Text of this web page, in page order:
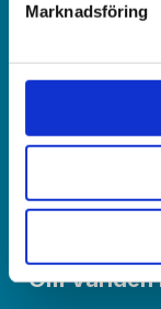
Marknadsföring
Postadress:
Världen
550 06
Om Världen